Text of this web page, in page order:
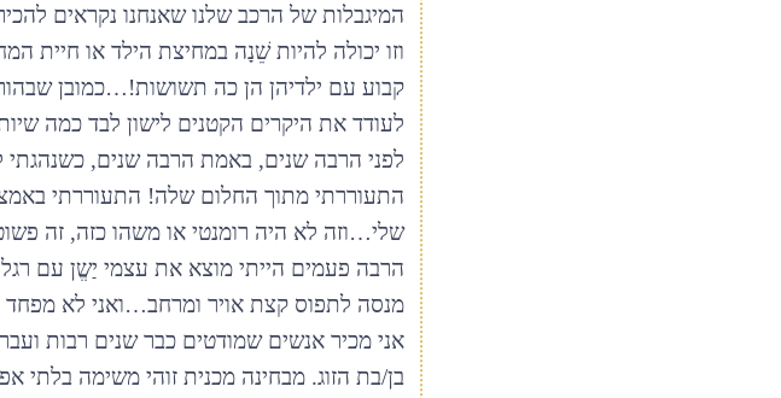
המיגבלות של הרכב שלנו שאנחנו נקראים
וזו יכולה להיות שֵׁנָה במחיצת הילד או חיית
קבוע עם ילדיהן הן כה תשושות!…כמובן
לעודד את היקרים הקטנים לישון לבד כמה
לפני הרבה שנים, באמת הרבה שנים, כשנהגתי
התעוררתי מתוך החלום שלה! התעוררתי
שלי…וזה לא היה רומנטי או משהו כזה, זה
הרבה פעמים הייתי מוצא את עצמי יַשֱן עם
מנסה לתפוס קצת אויר ומרחב…ואני לא מפחד
אני מכיר אנשים שמודטים כבר שנים רבות
בן/בת הזוג. מבחינה מכנית זוהי משימה בלתי